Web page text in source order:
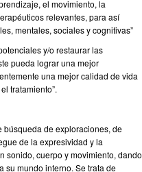
el movimiento, la
relevantes, para así
mentales, sociales y cognitivas”
y/o restaurar las
pueda lograr una mejor
una mejor calidad de vida
tratamiento”.
de exploraciones, de
de la expresividad y la
sonido, cuerpo y movimiento, dando
su mundo interno. Se trata de